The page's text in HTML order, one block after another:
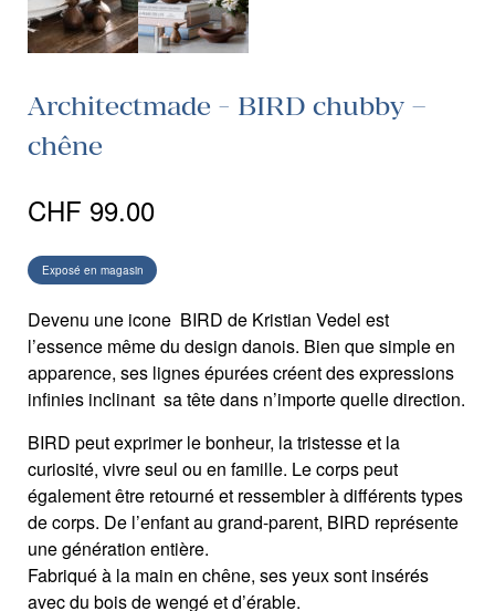
Architectmade - BIRD chubby –
chêne
CHF 99.00
Exposé en magasin
Devenu une icone BIRD de Kristian Vedel est
l’essence même du design danois. Bien que simple en
apparence, ses lignes épurées créent des expressions
infinies inclinant sa tête dans n’importe quelle direction.
BIRD peut exprimer le bonheur, la tristesse et la
curiosité, vivre seul ou en famille. Le corps peut
également être retourné et ressembler à différents types
de corps. De l’enfant au grand-parent, BIRD représente
une génération entière.
Fabriqué à la main en chêne, ses yeux sont insérés
avec du bois de wengé et d’érable.